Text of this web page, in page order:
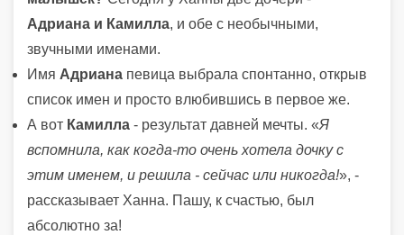
Адриана и Камилла, и обе с необычными,
звучными именами.
Имя Адриана певица выбрала спонтанно, открыв
список имен и просто влюбившись в первое же.
А вот Камилла - результат давней мечты. «Я
вспомнила, как когда-то очень хотела дочку с
этим именем, и решила - сейчас или никогда!», -
рассказывает Ханна. Пашу, к счастью, был
абсолютно за!